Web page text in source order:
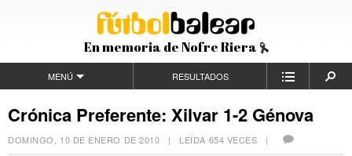
En memoria de Nofre Riera
MENÚ RESULTADOS
Crónica Preferente: Xilvar 1-2 Génova
DOMINGO, 10 DE ENERO DE 2010 | LEÍDA 654 VECES |